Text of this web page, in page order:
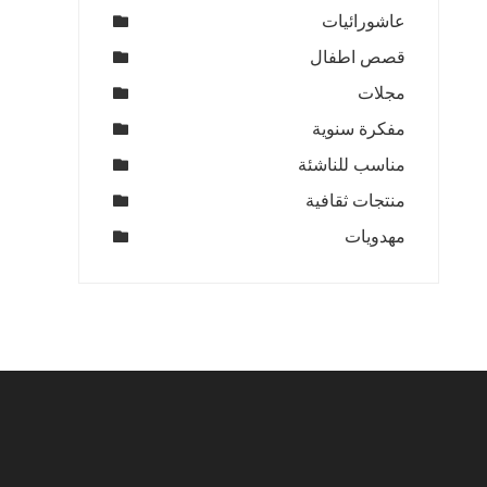
عاشورائيات
قصص اطفال
مجلات
مفكرة سنوية
مناسب للناشئة
منتجات ثقافية
مهدويات